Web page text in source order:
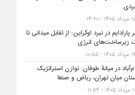
پارادایم در نبرد اوکراین: از تقابل میدانی تا
زیرساخت‌های انرژی
در میانۀ طوفان: توازن استراتژیک
میان تهران، ریاض و صنعا